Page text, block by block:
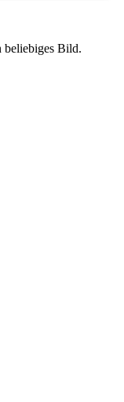
beliebiges Bild.